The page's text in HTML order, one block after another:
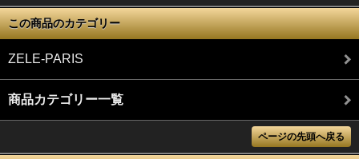
この商品のカテゴリー
ZELE-PARIS
商品カテゴリー一覧
ページの先頭へ戻る